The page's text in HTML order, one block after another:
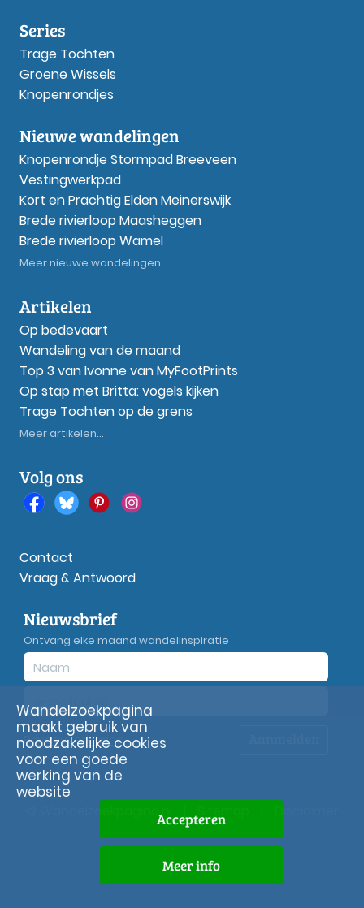
Series
Trage Tochten
Groene Wissels
Knopenrondjes
Nieuwe wandelingen
Knopenrondje Stormpad Breeveen
Vestingwerkpad
Kort en Prachtig Elden Meinerswijk
Brede rivierloop Maasheggen
Brede rivierloop Wamel
Meer nieuwe wandelingen
Artikelen
Op bedevaart
Wandeling van de maand
Top 3 van Ivonne van MyFootPrints
Op stap met Britta: vogels kijken
Trage Tochten op de grens
Meer artikelen...
Volg ons
Contact
Vraag & Antwoord
Nieuwsbrief
Ontvang elke maand wandelinspiratie
Privacyverklaring
© Wandelzoekpagina.nl
Wandelzoekpagina
maakt gebruik van
noodzakelijke cookies
voor een goede
werking van de
website
Accepteren
Meer info